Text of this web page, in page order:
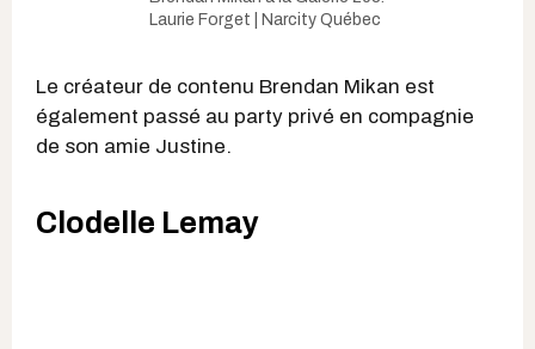
Laurie Forget | Narcity Québec
Le créateur de contenu Brendan Mikan est
également passé au party privé en compagnie
de son amie Justine.
Clodelle Lemay